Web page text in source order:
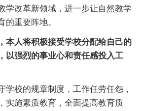
学改革新领域，进一步让自然教学
的重要阵地。
本人将积极接受学校分配给自己的
以强烈的事业心和责任感投入工
学校的规章制度，工作任劳任怨，
实施素质教育，全面提高教育质